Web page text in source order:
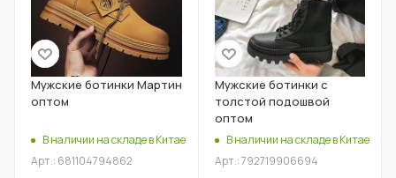
Мужские ботинки Мартин
оптом
В наличии на складе в Китае
Арт.: 681104794862
Мужские ботинки с
толстой подошвой
оптом
В наличии на складе в Китае
Арт.: 792719906694